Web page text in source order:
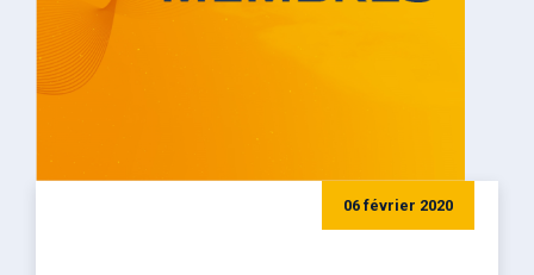
06 février 2020